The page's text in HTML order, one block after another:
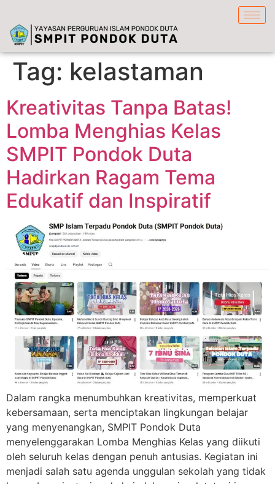
Tag: kelastaman
Kreativitas Tanpa Batas!
Lomba Menghias Kelas
SMPIT Pondok Duta
Hadirkan Ragam Tema
Edukatif dan Inspiratif
Dalam rangka menumbuhkan kreativitas, memperkuat
kebersamaan, serta menciptakan lingkungan belajar
yang menyenangkan, SMPIT Pondok Duta
menyelenggarakan Lomba Menghias Kelas yang diikuti
oleh seluruh kelas dengan penuh antusias. Kegiatan ini
menjadi salah satu agenda unggulan sekolah yang tidak